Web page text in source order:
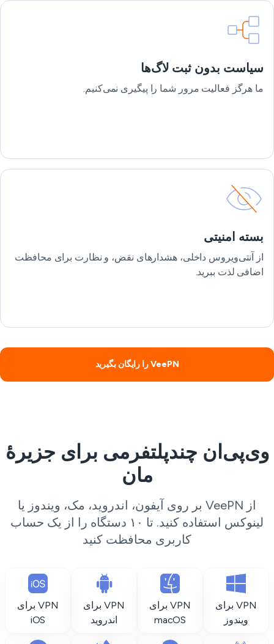
سیاست بدون ثبت لاگ‌ها
ما هرگز فعالیت مرور شما را پیگیری نمی‌کنیم.
بسته امنیتی
از آنتی‌ویروس داخلی، هشدارهای نقض، و نظارت برای محافظت
اضافی لذت ببرید.
VeePN را رایگان بگیرید
چندپلتفرمی برای جزیرهٔ
مان
از VeePN بر روی آیفون، اندروید، مک، ویندوز یا
لینوکس استفاده کنید. تا ۱۰ دستگاه را از یک حساب
کاربری محافظت کنید
VPN برای
ویندوز
VPN برای
macOS
VPN برای
اندروید
VPN برای
iOS